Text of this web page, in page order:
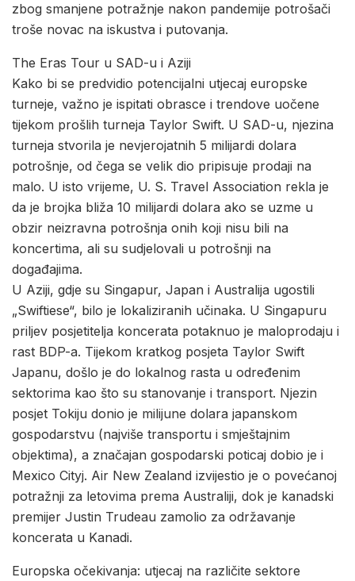
zbog smanjene potražnje nakon pandemije potrošači
troše novac na iskustva i putovanja.
The Eras Tour u SAD-u i Aziji
Kako bi se predvidio potencijalni utjecaj europske
turneje, važno je ispitati obrasce i trendove uočene
tijekom prošlih turneja Taylor Swift. U SAD-u, njezina
turneja stvorila je nevjerojatnih 5 milijardi dolara
potrošnje, od čega se velik dio pripisuje prodaji na
malo. U isto vrijeme, U. S. Travel Association rekla je
da je brojka bliža 10 milijardi dolara ako se uzme u
obzir neizravna potrošnja onih koji nisu bili na
koncertima, ali su sudjelovali u potrošnji na
događajima.
U Aziji, gdje su Singapur, Japan i Australija ugostili
„Swiftiese“, bilo je lokaliziranih učinaka. U Singapuru
priljev posjetitelja koncerata potaknuo je maloprodaju i
rast BDP-a. Tijekom kratkog posjeta Taylor Swift
Japanu, došlo je do lokalnog rasta u određenim
sektorima kao što su stanovanje i transport. Njezin
posjet Tokiju donio je milijune dolara japanskom
gospodarstvu (najviše transportu i smještajnim
objektima), a značajan gospodarski poticaj dobio je i
Mexico Cityj. Air New Zealand izvijestio je o povećanoj
potražnji za letovima prema Australiji, dok je kanadski
premijer Justin Trudeau zamolio za održavanje
koncerata u Kanadi.
Europska očekivanja: utjecaj na različite sektore